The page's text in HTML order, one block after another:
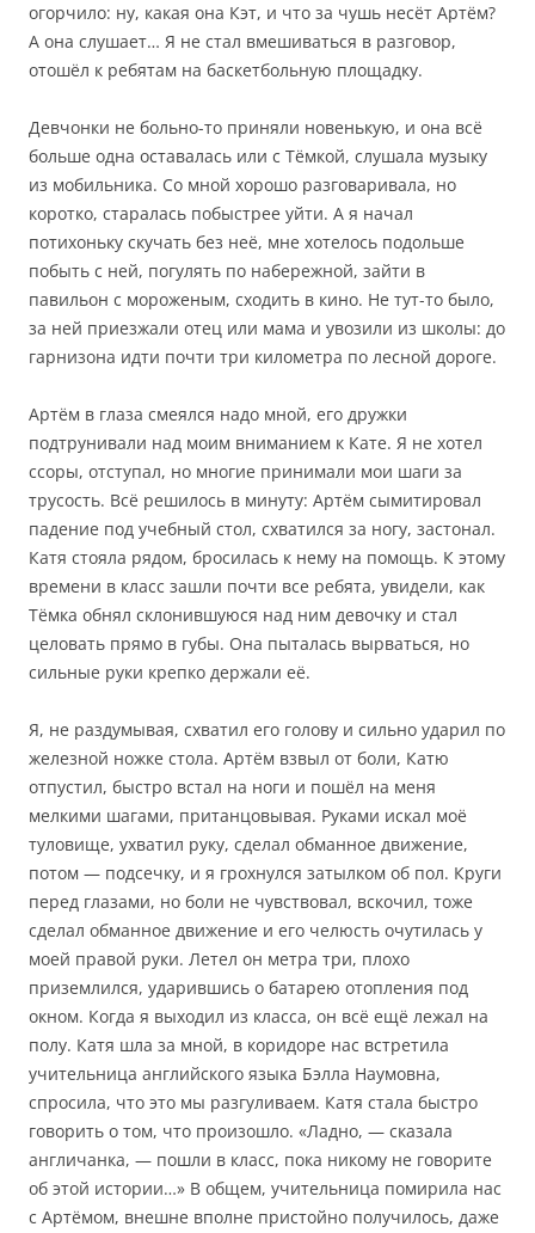
огорчило: ну, какая она Кэт, и что за чушь несёт Артём?
А она слушает… Я не стал вмешиваться в разговор,
отошёл к ребятам на баскетбольную площадку.
Девчонки не больно-то приняли новенькую, и она всё
больше одна оставалась или с Тёмкой, слушала музыку
из мобильника. Со мной хорошо разговаривала, но
коротко, старалась побыстрее уйти. А я начал
потихоньку скучать без неё, мне хотелось подольше
побыть с ней, погулять по набережной, зайти в
павильон с мороженым, сходить в кино. Не тут-то было,
за ней приезжали отец или мама и увозили из школы: до
гарнизона идти почти три километра по лесной дороге.
Артём в глаза смеялся надо мной, его дружки
подтрунивали над моим вниманием к Кате. Я не хотел
ссоры, отступал, но многие принимали мои шаги за
трусость. Всё решилось в минуту: Артём сымитировал
падение под учебный стол, схватился за ногу, застонал.
Катя стояла рядом, бросилась к нему на помощь. К этому
времени в класс зашли почти все ребята, увидели, как
Тёмка обнял склонившуюся над ним девочку и стал
целовать прямо в губы. Она пыталась вырваться, но
сильные руки крепко держали её.
Я, не раздумывая, схватил его голову и сильно ударил по
железной ножке стола. Артём взвыл от боли, Катю
отпустил, быстро встал на ноги и пошёл на меня
мелкими шагами, пританцовывая. Руками искал моё
туловище, ухватил руку, сделал обманное движение,
потом — подсечку, и я грохнулся затылком об пол. Круги
перед глазами, но боли не чувствовал, вскочил, тоже
сделал обманное движение и его челюсть очутилась у
моей правой руки. Летел он метра три, плохо
приземлился, ударившись о батарею отопления под
окном. Когда я выходил из класса, он всё ещё лежал на
полу. Катя шла за мной, в коридоре нас встретила
учительница английского языка Бэлла Наумовна,
спросила, что это мы разгуливаем. Катя стала быстро
говорить о том, что произошло. «Ладно, — сказала
англичанка, — пошли в класс, пока никому не говорите
об этой истории…» В общем, учительница помирила нас
с Артёмом, внешне вполне пристойно получилось, даже